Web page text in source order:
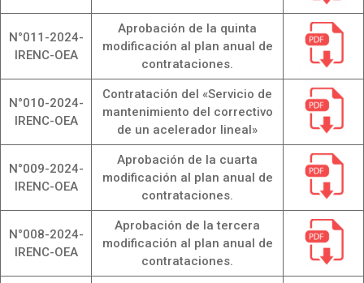
N°011-2024-
IRENC-OEA
Aprobación de la quinta
modificación al plan anual de
contrataciones.
N°010-2024-
IRENC-OEA
Contratación del «Servicio de
mantenimiento del correctivo
de un acelerador lineal»
N°009-2024-
IRENC-OEA
Aprobación de la cuarta
modificación al plan anual de
contrataciones.
N°008-2024-
IRENC-OEA
Aprobación de la tercera
modificación al plan anual de
contrataciones.